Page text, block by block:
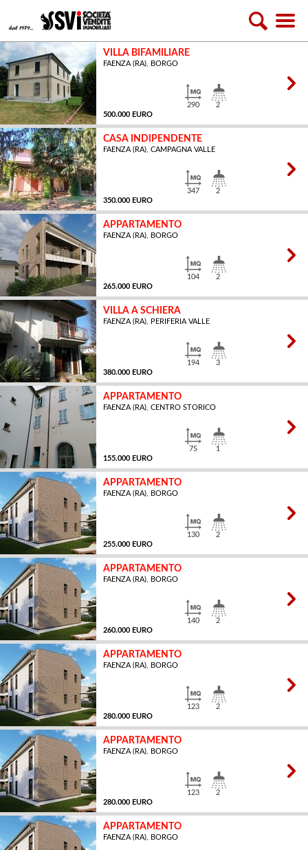
VILLA BIFAMILIARE
FAENZA (RA), BORGO
500.000 EURO
290 2
CASA INDIPENDENTE
FAENZA (RA), CAMPAGNA VALLE
350.000 EURO
347 2
APPARTAMENTO
FAENZA (RA), BORGO
265.000 EURO
104 2
VILLA A SCHIERA
FAENZA (RA), PERIFERIA VALLE
380.000 EURO
194 3
APPARTAMENTO
FAENZA (RA), CENTRO STORICO
155.000 EURO
75 1
APPARTAMENTO
FAENZA (RA), BORGO
255.000 EURO
130 2
APPARTAMENTO
FAENZA (RA), BORGO
260.000 EURO
140 2
APPARTAMENTO
FAENZA (RA), BORGO
280.000 EURO
123 2
APPARTAMENTO
FAENZA (RA), BORGO
280.000 EURO
123 2
APPARTAMENTO
FAENZA (RA), BORGO